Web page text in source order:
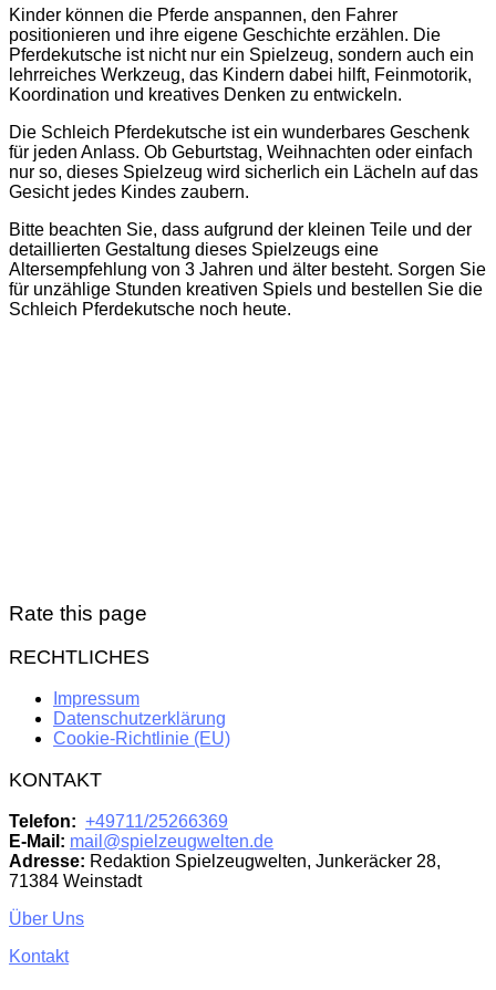
Kinder können die Pferde anspannen, den Fahrer
positionieren und ihre eigene Geschichte erzählen. Die
Pferdekutsche ist nicht nur ein Spielzeug, sondern auch ein
lehrreiches Werkzeug, das Kindern dabei hilft, Feinmotorik,
Koordination und kreatives Denken zu entwickeln.
Die Schleich Pferdekutsche ist ein wunderbares Geschenk
für jeden Anlass. Ob Geburtstag, Weihnachten oder einfach
nur so, dieses Spielzeug wird sicherlich ein Lächeln auf das
Gesicht jedes Kindes zaubern.
Bitte beachten Sie, dass aufgrund der kleinen Teile und der
detaillierten Gestaltung dieses Spielzeugs eine
Altersempfehlung von 3 Jahren und älter besteht. Sorgen Sie
für unzählige Stunden kreativen Spiels und bestellen Sie die
Schleich Pferdekutsche noch heute.
Rate this page
RECHTLICHES
Impressum
Datenschutzerklärung
Cookie-Richtlinie (EU)
KONTAKT
Telefon: +49711/25266369
E-Mail: mail@spielzeugwelten.de
Adresse: Redaktion Spielzeugwelten, Junkeräcker 28,
71384 Weinstadt
Über Uns
Kontakt